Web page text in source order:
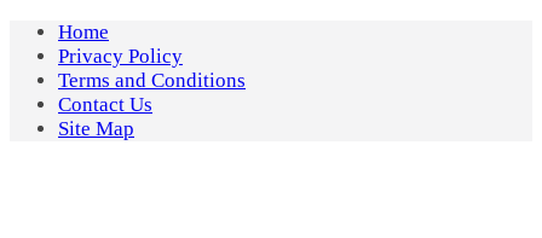
Skip
content
Home
Privacy Policy
Terms and Conditions
Contact Us
Site Map